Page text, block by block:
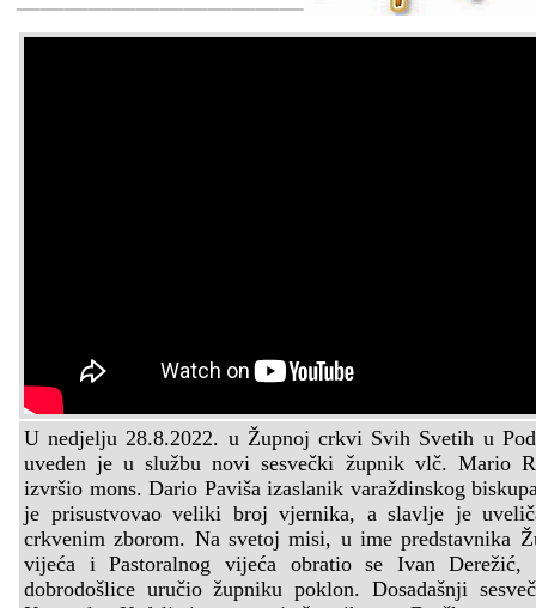
U nedjelju 28.8.2022. u Župnoj crkvi Svih Svetih u
uveden je u službu novi sesvečki župnik vlč. Mario
izvršio mons. Dario Paviša izaslanik varaždinskog
je prisustvovao veliki broj vjernika, a slavlje je
crkvenim zborom. Na svetoj misi, u ime predstavnika
vijeća i Pastoralnog vijeća obratio se Ivan
dobrodošlice uručio župniku poklon. Dosadašnji